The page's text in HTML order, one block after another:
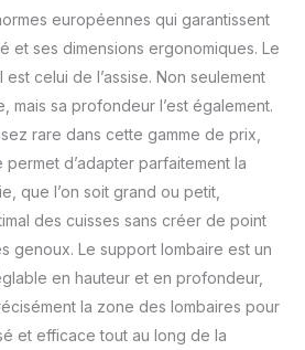
époustouflante, qui n'est
mais construite pour
durer. LA POLYVALENCE
RENCONTRE LA
DURABILITÉ - Avec une
cm et une capacité de
charge de 150 kg, notre
chaise de bureau
ergonomique est conçue
pour tout le monde. Une
durabilité inégalée, une
esthétique élégante et
une garantie prolongée
européennes qui garantissent
et ses dimensions ergonomiques. Le
celui de l’assise. Non seulement
mais sa profondeur l’est également.
rare dans cette gamme de prix,
permet d’adapter parfaitement la
que l’on soit grand ou petit,
des cuisses sans créer de point
genoux. Le support lombaire est un
en hauteur et en profondeur,
la zone des lombaires pour
et efficace tout au long de la